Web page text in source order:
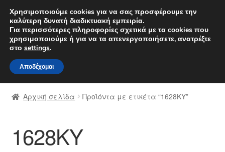
ΑΠΟΣΤΟΛΗ από 7 EUR
Δευτέρα-Παρ. 9 π.μ. - 4 μ.μ.
Απευθείας
μετάβαση
στην
πλοήγηση
Μετάβαση
σε
περιεχόμενο
Αρχική
Διαδικασία Παραπόνων
Επικοινωνία
Αρχική σελίδα Προϊόντα με ετικέτα “1628KY”
1628KY
Χρησιμοποιούμε cookies για να σας προσφέρουμε την
καλύτερη δυνατή διαδικτυακή εμπειρία.
Για περισσότερες πληροφορίες σχετικά με τα cookies που
χρησιμοποιούμε ή για να τα απενεργοποιήσετε, ανατρέξτε
στο settings.
Αποδέχομαι